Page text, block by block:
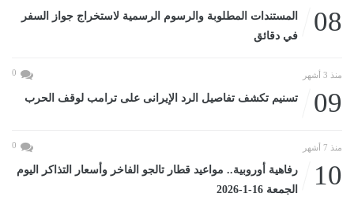
08
المستندات المطلوبة والرسوم الرسمية لاستخراج جواز السفر
في دقائق
منذ 3 أشهر 0
09 تسنيم تكشف تفاصيل الرد الإيرانى على ترامب لوقف الحرب
منذ 7 أشهر 0
10
رفاهية أوروبية.. مواعيد قطار تالجو الفاخر وأسعار التذاكر اليوم
الجمعة 16-1-2026